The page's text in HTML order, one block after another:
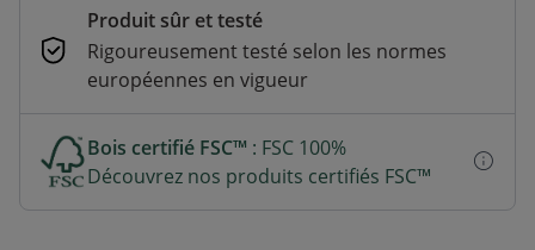
Produit sûr et testé
Rigoureusement testé selon les normes
européennes en vigueur
Bois certifié FSC™ : FSC 100%
Découvrez nos produits certifiés FSC™